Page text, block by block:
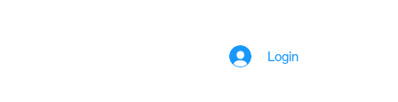
Login